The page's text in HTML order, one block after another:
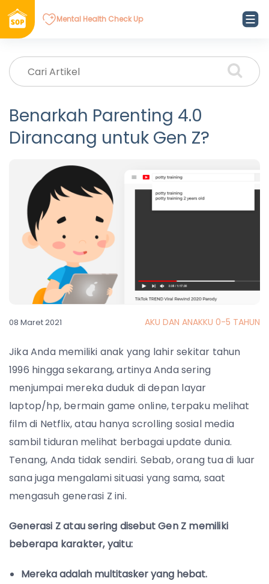
Mental Health Check Up
Benarkah Parenting 4.0
Dirancang untuk Gen Z?
08 Maret 2021 AKU DAN ANAKKU 0-5 TAHUN
Jika Anda memiliki anak yang lahir sekitar tahun
1996 hingga sekarang, artinya Anda sering
menjumpai mereka duduk di depan layar
laptop/hp, bermain game online, terpaku melihat
film di Netflix, atau hanya scrolling sosial media
sambil tiduran melihat berbagai update dunia.
Tenang, Anda tidak sendiri. Sebab, orang tua di luar
sana juga mengalami situasi yang sama, saat
mengasuh generasi Z ini.
Generasi Z atau sering disebut Gen Z memiliki
beberapa karakter, yaitu:
Mereka adalah multitasker yang hebat.